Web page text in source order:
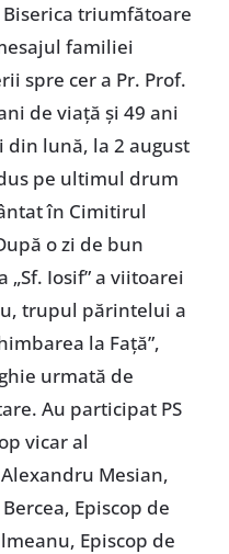
triumfătoare
familiei
spre cer a Pr. Prof.
de viaţă şi 49 ani
lună, la 2 august
pe ultimul drum
în Cimitirul
o zi de bun
Iosif” a viitoarei
trupul părintelui a
la Faţă”,
urmată de
Au participat PS
vicar al
Mesian,
Episcop de
Episcop de